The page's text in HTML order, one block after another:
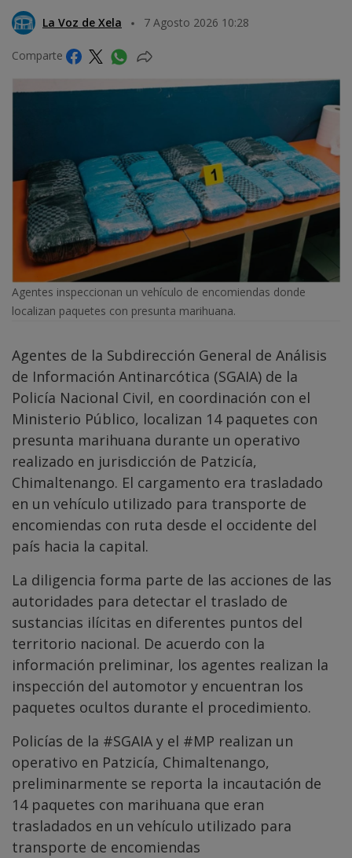
La Voz de Xela 7 Agosto 2026 10:28
Comparte
Agentes inspeccionan un vehículo de encomiendas donde
localizan paquetes con presunta marihuana.
Agentes de la Subdirección General de Análisis
de Información Antinarcótica (SGAIA) de la
Policía Nacional Civil, en coordinación con el
Ministerio Público, localizan 14 paquetes con
presunta marihuana durante un operativo
realizado en jurisdicción de Patzicía,
Chimaltenango. El cargamento era trasladado
en un vehículo utilizado para transporte de
encomiendas con ruta desde el occidente del
país hacia la capital.
La diligencia forma parte de las acciones de las
autoridades para detectar el traslado de
sustancias ilícitas en diferentes puntos del
territorio nacional. De acuerdo con la
información preliminar, los agentes realizan la
inspección del automotor y encuentran los
paquetes ocultos durante el procedimiento.
Policías de la #SGAIA y el #MP realizan un
operativo en Patzicía, Chimaltenango,
preliminarmente se reporta la incautación de
14 paquetes con marihuana que eran
trasladados en un vehículo utilizado para
transporte de encomiendas